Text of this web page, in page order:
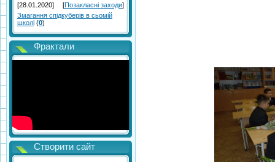
[28.01.2020]
[Позакласні заходи]
Змагання спідкуберів в сьомій
школі (0)
Фрактали
Створити сайт